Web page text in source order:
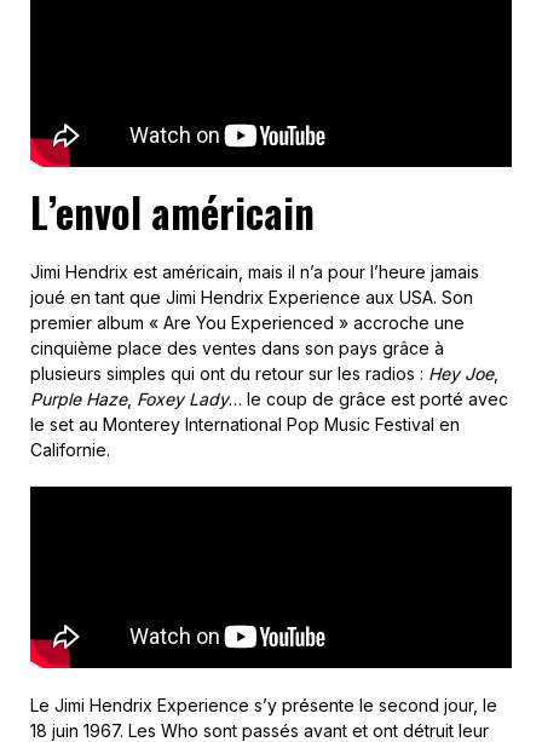
L’envol américain
Jimi Hendrix est américain, mais il n’a pour l’heure jamais
joué en tant que Jimi Hendrix Experience aux USA. Son
premier album « Are You Experienced » accroche une
cinquième place des ventes dans son pays grâce à
plusieurs simples qui ont du retour sur les radios : Hey Joe,
Purple Haze, Foxey Lady… le coup de grâce est porté avec
le set au Monterey International Pop Music Festival en
Californie.
Le Jimi Hendrix Experience s’y présente le second jour, le
18 juin 1967. Les Who sont passés avant et ont détruit leur